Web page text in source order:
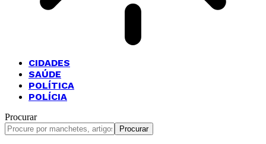
CIDADES
SAÚDE
POLÍTICA
POLÍCIA
Procurar